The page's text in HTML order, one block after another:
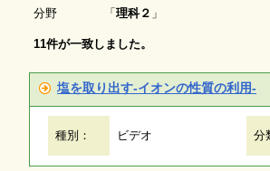
分野 「 理科２ 」
11件が一致しました。
塩を取り出す‐イオンの性質の利用‐
種別： ビデオ 分